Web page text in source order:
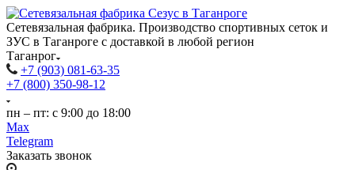
Сетевязальная фабрика. Производство спортивных сеток и
ЗУС в Таганроге с доставкой в любой регион
Таганрог
+7 (903) 081-63-35
+7 (800) 350-98-12
пн – пт: с 9:00 до 18:00
Max
Telegram
Заказать звонок